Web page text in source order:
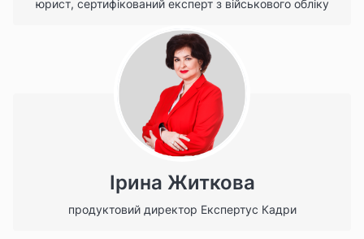
юрист, сертифікований експерт з військового обліку
Ірина Житкова
продуктовий директор Експертус Кадри